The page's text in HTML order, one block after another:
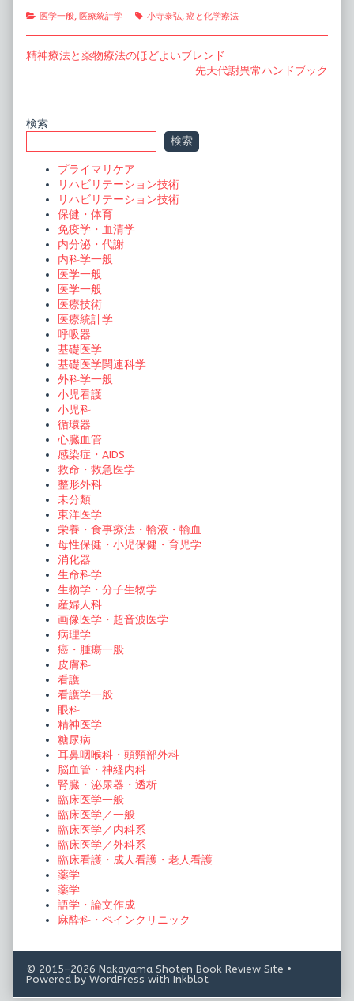
Categories
医学一般, 医療統計学 Tags
小寺泰弘, 癌と化学療法
投
ビ
ゲ
Previous
精神療法と薬物療法のほどよいブレンド
Next
先天代謝異常ハンドブック
Primary
Sidebar
検索
検索
プライマリケア
リハビリテーション技術
リハビリテーション技術
保健・体育
免疫学・血清学
内分泌・代謝
内科学一般
医学一般
医学一般
医療技術
医療統計学
呼吸器
基礎医学
基礎医学関連科学
外科学一般
小児看護
小児科
循環器
心臓血管
感染症・AIDS
救命・救急医学
整形外科
未分類
東洋医学
栄養・食事療法・輸液・輸血
母性保健・小児保健・育児学
消化器
生命科学
生物学・分子生物学
産婦人科
画像医学・超音波医学
病理学
癌・腫瘍一般
皮膚科
看護
看護学一般
眼科
精神医学
糖尿病
耳鼻咽喉科・頭頸部外科
脳血管・神経内科
腎臓・泌尿器・透析
臨床医学一般
臨床医学／一般
臨床医学／内科系
臨床医学／外科系
臨床看護・成人看護・老人看護
薬学
薬学
語学・論文作成
麻酔科・ペインクリニック
© 2015–2026 Nakayama Shoten Book Review Site •
Powered by WordPress with Inkblot